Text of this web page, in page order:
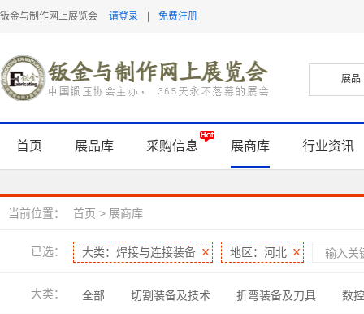
钣金与制作网上展览会 请登录 免费注册
首页 展品库 采购信息 展商库 行业资讯
当前位置： 首页 > 展商库
已选： 大类：焊接与连接装备 地区：河北
大类： 全部 切割装备及技术 折弯装备及刀具 数